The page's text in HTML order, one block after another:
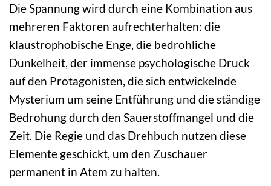
Die Spannung wird durch eine Kombination aus
mehreren Faktoren aufrechterhalten: die
klaustrophobische Enge, die bedrohliche
Dunkelheit, der immense psychologische Druck
auf den Protagonisten, die sich entwickelnde
Mysterium um seine Entführung und die ständige
Bedrohung durch den Sauerstoffmangel und die
Zeit. Die Regie und das Drehbuch nutzen diese
Elemente geschickt, um den Zuschauer
permanent in Atem zu halten.